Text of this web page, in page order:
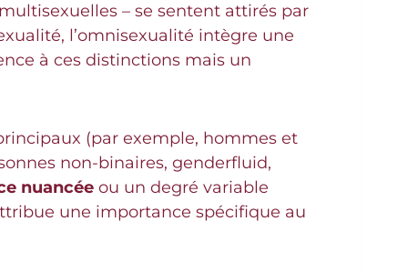
– se sentent attirés par
l’omnisexualité intègre une
à ces distinctions mais un
(par exemple, hommes et
non-binaires, genderfluid,
nuancée ou un degré variable
une importance spécifique au